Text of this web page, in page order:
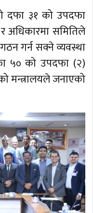
दफा ३१ को उपदफा
अधिकारमा समितिले
गर्न सक्ने व्यवस्था
५० को उपदफा (२)
मन्त्रालयले जनाएको